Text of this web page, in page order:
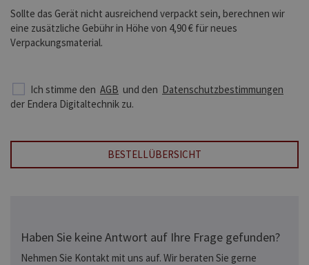
Sollte das Gerät nicht ausreichend verpackt sein, berechnen wir
eine zusätzliche Gebühr in Höhe von 4,90 € für neues
Verpackungsmaterial.
Ich stimme den AGB und den Datenschutzbestimmungen
der Endera Digitaltechnik zu.
BESTELLÜBERSICHT
Haben Sie keine Antwort auf Ihre Frage gefunden?
Nehmen Sie Kontakt mit uns auf. Wir beraten Sie gerne